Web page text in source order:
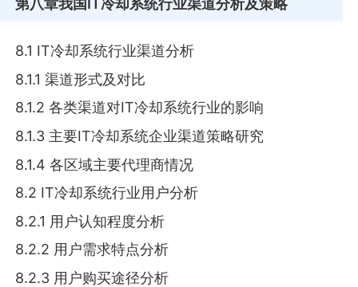
第八章我国IT冷却系统行业渠道分析及策略
8.1 IT冷却系统行业渠道分析
8.1.1 渠道形式及对比
8.1.2 各类渠道对IT冷却系统行业的影响
8.1.3 主要IT冷却系统企业渠道策略研究
8.1.4 各区域主要代理商情况
8.2 IT冷却系统行业用户分析
8.2.1 用户认知程度分析
8.2.2 用户需求特点分析
8.2.3 用户购买途径分析